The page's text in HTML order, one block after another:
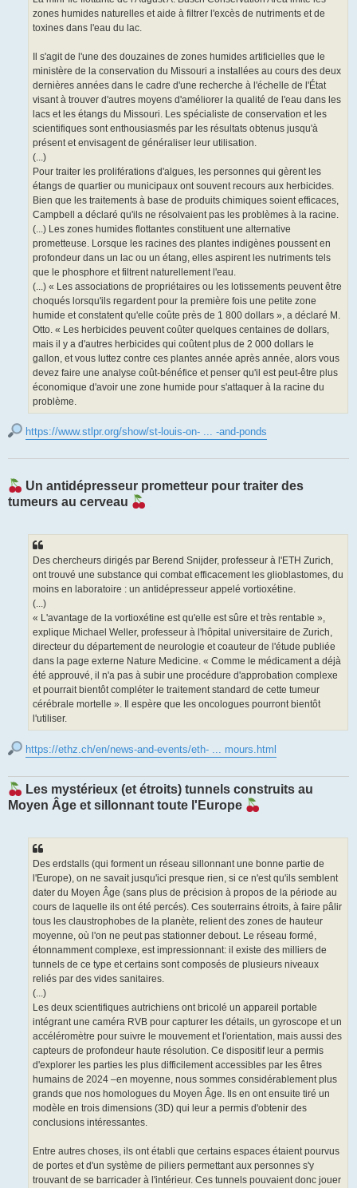
zones humides naturelles et aide à filtrer l'excès de nutriments et de
toxines dans l'eau du lac.
Il s'agit de l'une des douzaines de zones humides artificielles que le
ministère de la conservation du Missouri a installées au cours des deux
dernières années dans le cadre d'une recherche à l'échelle de l'État
visant à trouver d'autres moyens d'améliorer la qualité de l'eau dans les
lacs et les étangs du Missouri. Les spécialiste de conservation et les
scientifiques sont enthousiasmés par les résultats obtenus jusqu'à
présent et envisagent de généraliser leur utilisation.
(...)
Pour traiter les proliférations d'algues, les personnes qui gèrent les
étangs de quartier ou municipaux ont souvent recours aux herbicides.
Bien que les traitements à base de produits chimiques soient efficaces,
Campbell a déclaré qu'ils ne résolvaient pas les problèmes à la racine.
(...) Les zones humides flottantes constituent une alternative
prometteuse. Lorsque les racines des plantes indigènes poussent en
profondeur dans un lac ou un étang, elles aspirent les nutriments tels
que le phosphore et filtrent naturellement l'eau.
(...) « Les associations de propriétaires ou les lotissements peuvent être
choqués lorsqu'ils regardent pour la première fois une petite zone
humide et constatent qu'elle coûte près de 1 800 dollars », a déclaré M.
Otto. « Les herbicides peuvent coûter quelques centaines de dollars,
mais il y a d'autres herbicides qui coûtent plus de 2 000 dollars le
gallon, et vous luttez contre ces plantes année après année, alors vous
devez faire une analyse coût-bénéfice et penser qu'il est peut-être plus
économique d'avoir une zone humide pour s'attaquer à la racine du
problème.
https://www.stlpr.org/show/st-louis-on- ... -and-ponds
Un antidépresseur prometteur pour traiter des
tumeurs au cerveau
Des chercheurs dirigés par Berend Snijder, professeur à l'ETH Zurich,
ont trouvé une substance qui combat efficacement les glioblastomes, du
moins en laboratoire : un antidépresseur appelé vortioxétine.
(...)
« L'avantage de la vortioxétine est qu'elle est sûre et très rentable »,
explique Michael Weller, professeur à l'hôpital universitaire de Zurich,
directeur du département de neurologie et coauteur de l'étude publiée
dans la page externe Nature Medicine. « Comme le médicament a déjà
été approuvé, il n'a pas à subir une procédure d'approbation complexe
et pourrait bientôt compléter le traitement standard de cette tumeur
cérébrale mortelle ». Il espère que les oncologues pourront bientôt
l'utiliser.
https://ethz.ch/en/news-and-events/eth- ... mours.html
Les mystérieux (et étroits) tunnels construits au
Moyen Âge et sillonnant toute l'Europe
Des erdstalls (qui forment un réseau sillonnant une bonne partie de
l'Europe), on ne savait jusqu'ici presque rien, si ce n'est qu'ils semblent
dater du Moyen Âge (sans plus de précision à propos de la période au
cours de laquelle ils ont été percés). Ces souterrains étroits, à faire pâlir
tous les claustrophobes de la planète, relient des zones de hauteur
moyenne, où l'on ne peut pas stationner debout. Le réseau formé,
étonnamment complexe, est impressionnant: il existe des milliers de
tunnels de ce type et certains sont composés de plusieurs niveaux
reliés par des vides sanitaires.
(...)
Les deux scientifiques autrichiens ont bricolé un appareil portable
intégrant une caméra RVB pour capturer les détails, un gyroscope et un
accéléromètre pour suivre le mouvement et l'orientation, mais aussi des
capteurs de profondeur haute résolution. Ce dispositif leur a permis
d'explorer les parties les plus difficilement accessibles par les êtres
humains de 2024 –en moyenne, nous sommes considérablement plus
grands que nos homologues du Moyen Âge. Ils en ont ensuite tiré un
modèle en trois dimensions (3D) qui leur a permis d'obtenir des
conclusions intéressantes.
Entre autres choses, ils ont établi que certains espaces étaient pourvus
de portes et d'un système de piliers permettant aux personnes s'y
trouvant de se barricader à l'intérieur. Ces tunnels pouvaient donc jouer